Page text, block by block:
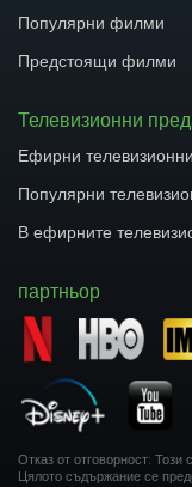
Популярни филми
Предстоящи филми
Телевизионни
Ефирни
Популярни
В ефирните
партньор
Отказ от отговорност:
Цялото съдържание се